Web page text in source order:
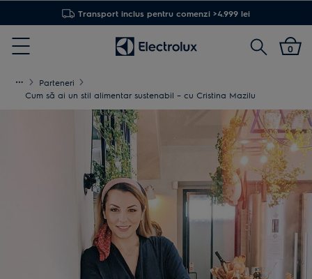
Transport inclus pentru comenzi >4.999 lei
Menu
Cautare0
Parteneri
Cum să ai un stil alimentar sustenabil – cu Cristina Mazilu